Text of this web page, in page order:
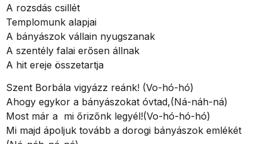
A rozsdás csillét
Templomunk alapjai
A bányászok vállain nyugszanak
A szentély falai erősen állnak
A hit ereje összetartja
Szent Borbála vigyázz reánk! (Vo-hó-hó)
Ahogy egykor a bányászokat óvtad,(Ná-náh-ná)
Most már a mi őrizőnk legyél!(Vo-hó-hó-hó)
Mi majd ápoljuk tovább a dorogi bányászok emlékét